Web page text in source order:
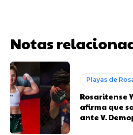
Notas
Playas de
Rosaritense
afirma que
ante V.